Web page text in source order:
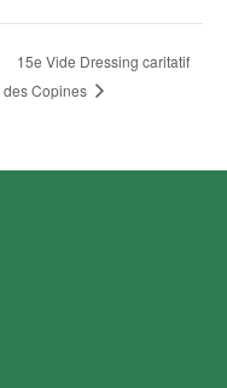
15e Vide Dressing caritatif
des Copines